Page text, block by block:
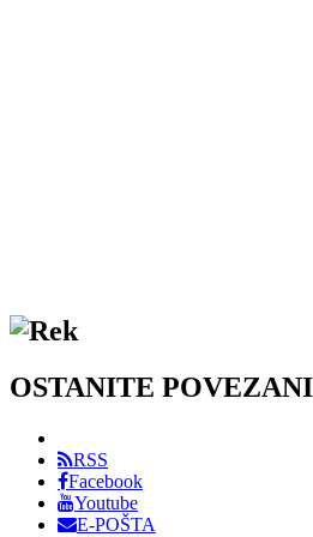
OSTANITE
RSS
Facebook
Youtube
E-POŠTA